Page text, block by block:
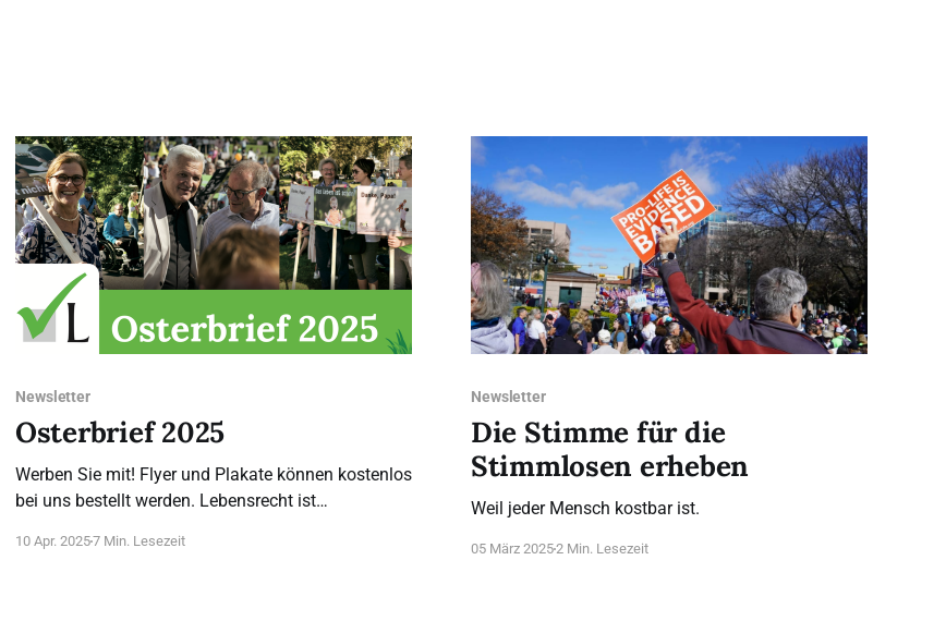
Newsletter
Osterbrief 2025
Werben Sie mit! Flyer und Plakate können kostenlos
bei uns bestellt werden. Lebensrecht ist
dabei! Machen Sie auf den Marsch für das Leben
10 Apr. 20257 Min. Lesezeit
Newsletter
Die Stimme für die
Stimmlosen erheben
Weil jeder Mensch kostbar ist.
05 März 20252 Min. Lesezeit